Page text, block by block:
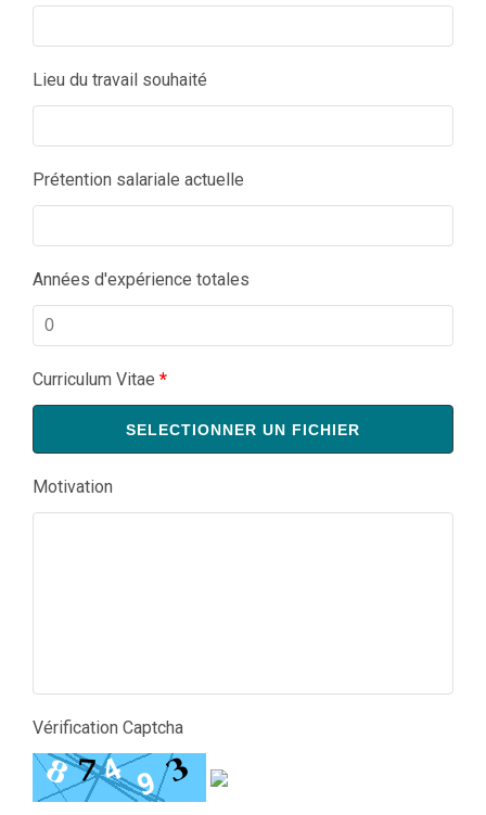
Lieu du travail souhaité
Prétention salariale actuelle
Années d'expérience totales
Curriculum Vitae *
SELECTIONNER UN FICHIER
Motivation
Vérification Captcha